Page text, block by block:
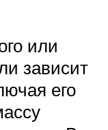
или
зависит
его